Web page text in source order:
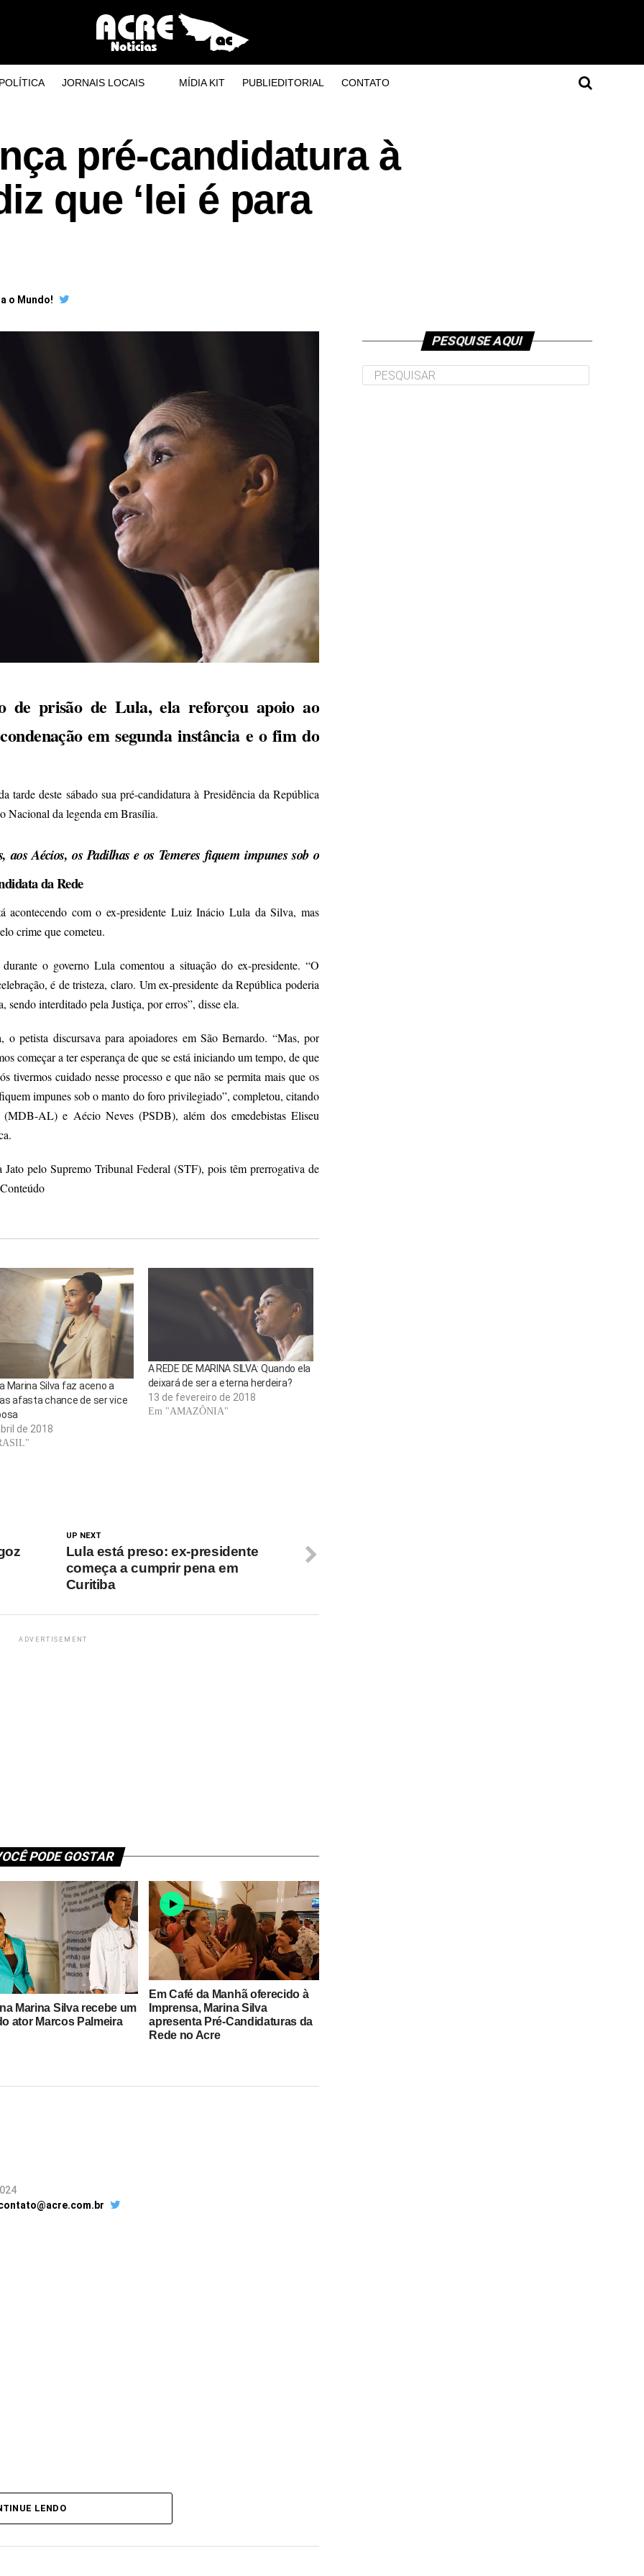
JORNAIS LOCAIS MÍDIA KIT PUBLIEDITORIAL CONTATO
pré-candidatura à
que ‘lei é para
o Mundo!
de prisão de Lula, ela reforçou apoio ao
em segunda instância e o fim do
deste sábado sua pré-candidatura à Presidência da República
Nacional da legenda em Brasília.
Aécios, os Padilhas e os Temeres fiquem impunes sob o
da Rede
acontecendo com o ex-presidente Luiz Inácio Lula da Silva, mas
crime que cometeu.
o governo Lula comentou a situação do ex-presidente. “O
é de tristeza, claro. Um ex-presidente da República poderia
sendo interditado pela Justiça, por erros”, disse ela.
o petista discursava para apoiadores em São Bernardo. “Mas, por
começar a ter esperança de que se está iniciando um tempo, de que
tivermos cuidado nesse processo e que não se permita mais que os
impunes sob o manto do foro privilegiado”, completou, citando
(MDB-AL) e Aécio Neves (PSDB), além dos emedebistas Eliseu
Jato pelo Supremo Tribunal Federal (STF), pois têm prerrogativa de
Marina Silva faz aceno a
afasta chance de ser vice
de 2018
A REDE DE MARINA SILVA: Quando ela
deixará de ser a eterna herdeira?
13 de fevereiro de 2018
Em "AMAZÔNIA"
UP NEXT
Lula está preso: ex-presidente
começa a cumprir pena em
Curitiba
ADVERTISEMENT
PODE GOSTAR
Marina Silva recebe um
ator Marcos Palmeira
Em Café da Manhã oferecido à
Imprensa, Marina Silva
apresenta Pré-Candidaturas da
Rede no Acre
LENDO
PESQUISE AQUI